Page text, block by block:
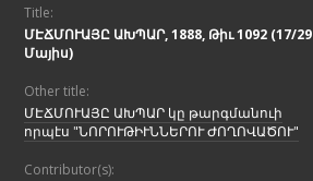
Title:
ՄԷՃՄՈՒԱՅԸ ԱԽՊԱՐ, 1888, Թիւ 1092 (17/29
Մայիս)
Other title:
ՄԷՃՄՈՒԱՅԸ ԱԽՊԱՐ կը թարգմանուի
որպէս "ՆՈՐՈՒԹԻՒՆՆԵՐՈՒ ԺՈՂՈՎԱԾՈՒ"
Contributor(s):